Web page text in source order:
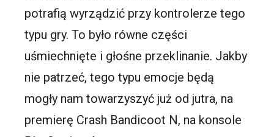
potrafią wyrządzić przy kontrolerze tego
typu gry. To było równe części
uśmiechnięte i głośne przeklinanie. Jakby
nie patrzeć, tego typu emocje będą
mogły nam towarzyszyć już od jutra, na
premierę Crash Bandicoot N, na konsole